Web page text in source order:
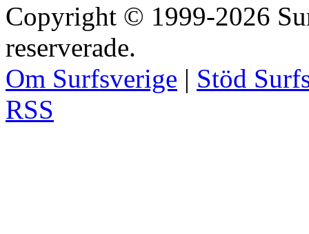
Copyright © 1999-2026
reserverade.
Om Surfsverige | Stöd
RSS